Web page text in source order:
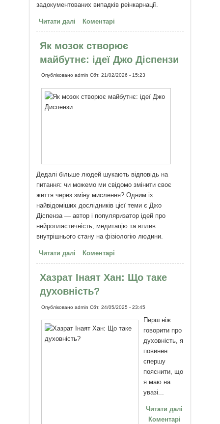
задокументованих випадків реінкарнації.
Читати далі про Таємниця Шанті Деві: один із
найвідоміших випадків
Коментарі
Як мозок створює
майбутнє: ідеї Джо Діспензи
Опублікованоadmin Сбт, 21/02/2026 - 15:23
Дедалі більше людей шукають відповідь на
питання: чи можемо ми свідомо змінити своє
життя через зміну мислення? Одним із
найвідоміших дослідників цієї теми є Джо
Діспенза — автор і популяризатор ідей про
нейропластичність, медитацію та вплив
внутрішнього стану на фізіологію людини.
Читати далі про Як мозок створює майбутнє:
ідеї Джо Діспензи
Коментарі
Хазрат Інаят Хан: Що таке
духовність?
Опублікованоadmin Сбт, 24/05/2025 - 23:45
Перш ніж
говорити про
духовність, я
повинен
спершу
пояснити, що
я маю на
увазі...
Читати далі
про Хазрат
Коментарі